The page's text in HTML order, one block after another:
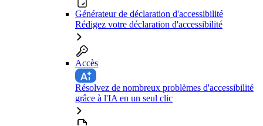
Générateur de déclaration d'accessibilité
Rédigez votre déclaration d'accessibilité
Accès
Résolvez de nombreux problèmes d'accessibilité
grâce à l'IA en un seul clic